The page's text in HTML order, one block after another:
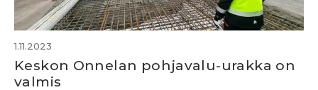
1.11.2023
Keskon Onnelan pohjavalu-urakka on
valmis